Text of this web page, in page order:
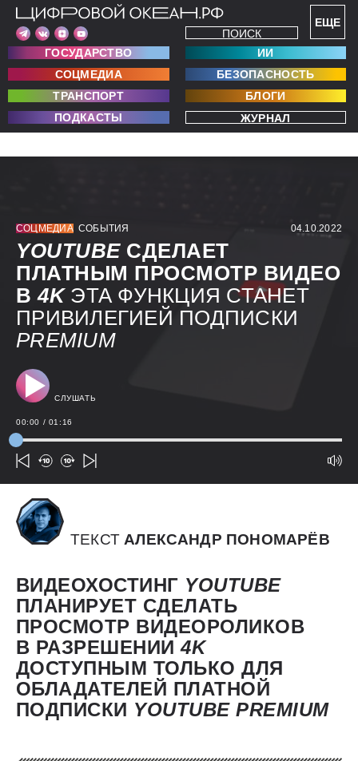
ЕЩЕ
ПОИСК
ГОСУДАРСТВО
ИИ
СОЦМЕДИА
БЕЗОПАСНОСТЬ
ТРАНСПОРТ
БЛОГИ
ПОДКАСТЫ
ЖУРНАЛ
СОЦМЕДИА СОБЫТИЯ 04.10.2022
YOUTUBE СДЕЛАЕТ
ПЛАТНЫМ ПРОСМОТР ВИДЕО
В4KЭТА ФУНКЦИЯ СТАНЕТ
ПРИВИЛЕГИЕЙ ПОДПИСКИ
PREMIUM
СЛУШАТЬ
00:00 / 01:16
ТЕКСТ АЛЕКСАНДР ПОНОМАРЁВ
ВИДЕОХОСТИНГ YOUTUBE
ПЛАНИРУЕТ СДЕЛАТЬ
ПРОСМОТР ВИДЕОРОЛИКОВ
В РАЗРЕШЕНИИ4K
ДОСТУПНЫМ ТОЛЬКО ДЛЯ
ОБЛАДАТЕЛЕЙ ПЛАТНОЙ
ПОДПИСКИ YOUTUBEPREMIUM